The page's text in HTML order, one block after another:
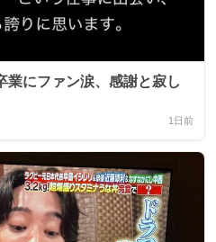
業にファン涙、感謝と寂し
1日前